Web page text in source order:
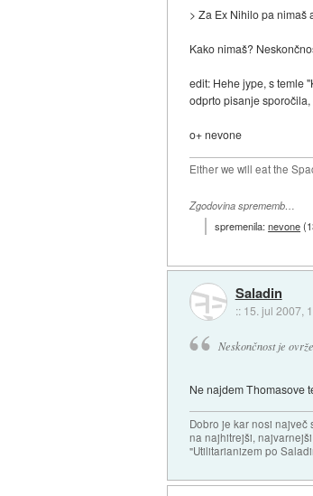
> Za Ex Nihilo pa nimaš
Kako nimaš?
edit: Hehe jype, s temle
odprto pisanje
o+ nevone
Either we will eat the
Zgodovina sprememb…
spremenila:nevone(
Saladin
:: 15. jul 2007,
Neskončnost je
Ne najdem Thomasove
Dobro je kar nosi
na najhitrejši,
"Utilitarianizem po